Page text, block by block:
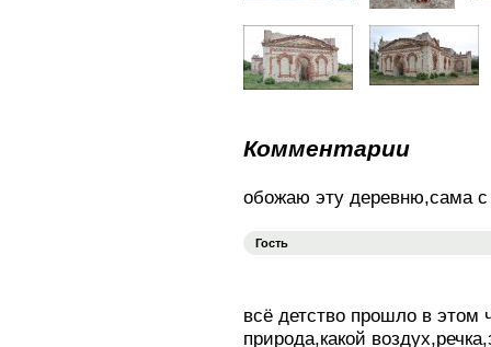
Комментарии
обожаю эту деревню,сама с
Гость
всё детство прошло в этом
природа,какой